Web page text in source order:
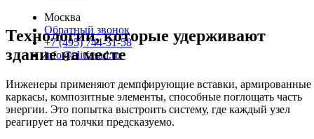
Москва
Обратный звонок
+7 (495) 744-31-58
info@elitfasad.ru
Технологии, которые удерживают
здание на месте
Инженеры применяют демпфирующие вставки, армированные
каркасы, композитные элементы, способные поглощать часть
энергии. Это попытка выстроить систему, где каждый узел
реагирует на толчки предсказуемо.